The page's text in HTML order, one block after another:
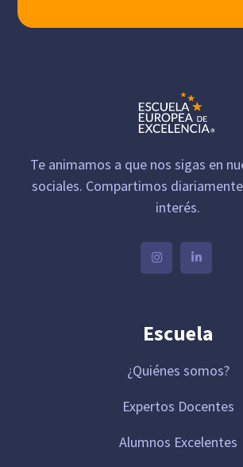
Te animamos a que nos sigas en
sociales. Compartimos
interés.
Escuela
¿Quiénes somos?
Expertos Docentes
Alumnos Excelentes